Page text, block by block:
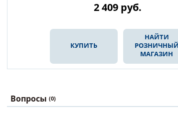
2 409 руб.
КУПИТЬ
НАЙТИ
РОЗНИЧНЫЙ
МАГАЗИН
Вопросы (0)